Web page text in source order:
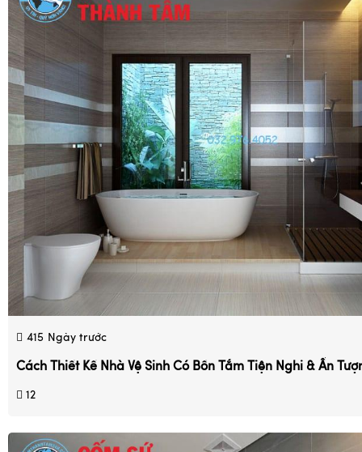
415 Ngày trước
Cách Thiết Kế Nhà Vệ Sinh Có Bồn Tắm Tiện Nghi & Ấn
12